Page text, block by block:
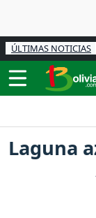
ÚLTIMAS NOTICIAS
Laguna